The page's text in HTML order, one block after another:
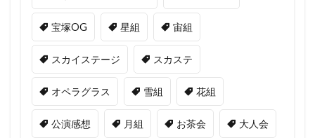
宝塚OG 星組 宙組
スカイステージ スカステ
オペラグラス 雪組 花組
公演感想 月組 お茶会 大人会